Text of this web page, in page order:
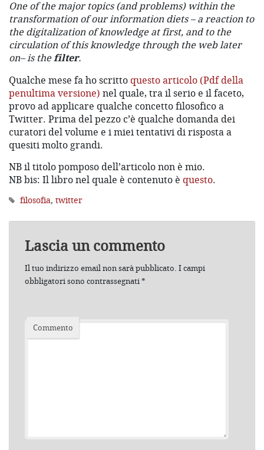
One of the major topics (and problems) within the
transformation of our information diets – a reaction to
the digitalization of knowledge at first, and to the
circulation of this knowledge through the web later
on– is thefilter.
Qualche mese fa ho scritto questo articolo (Pdf della
penultima versione) nel quale, tra il serio e il faceto,
provo ad applicare qualche concetto filosofico a
Twitter. Prima del pezzo c’è qualche domanda dei
curatori del volume e i miei tentativi di risposta a
quesiti molto grandi.
NB il titolo pomposo dell’articolo non è mio.
NB bis: Il libro nel quale è contenuto è questo.
filosofia, twitter
Lascia un commento
Il tuo indirizzo email non sarà pubblicato. I campi
obbligatori sono contrassegnati*
Commento